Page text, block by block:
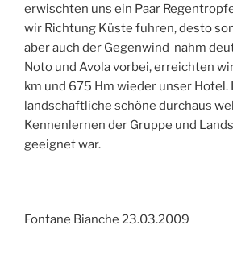
erwischten uns ein Paar
wir Richtung Küste fuhren, desto
aber auch der Gegenwind nahm
Noto und Avola vorbei, erreichten
km und 675 Hm wieder unser Hotel.
landschaftliche schöne durchaus
Kennenlernen der Gruppe und
geeignet war.
Fontane Bianche 23.03.2009